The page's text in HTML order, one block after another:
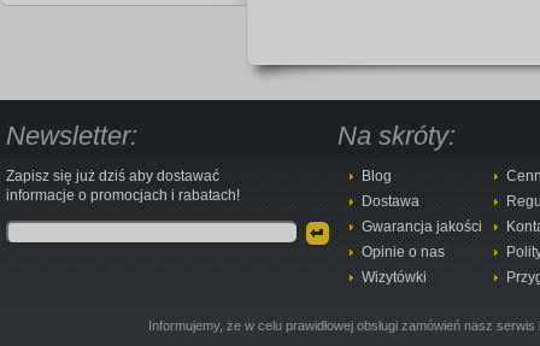
Newsletter:
Zapisz się już dziś aby dostawać
informacje o promocjach i rabatach!
Na skróty:
Blog
Dostawa
Gwarancja jakości
Opinie o nas
Wizytówki
Informujemy, że w celu prawidłowej obsługi zamówień nasz